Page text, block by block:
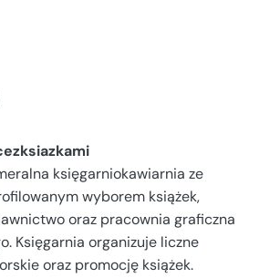
księgarniokawiarnia ze
wyborem książek,
oraz pracownia graficzna
Księgarnia organizuje liczne
oraz promocję książek.